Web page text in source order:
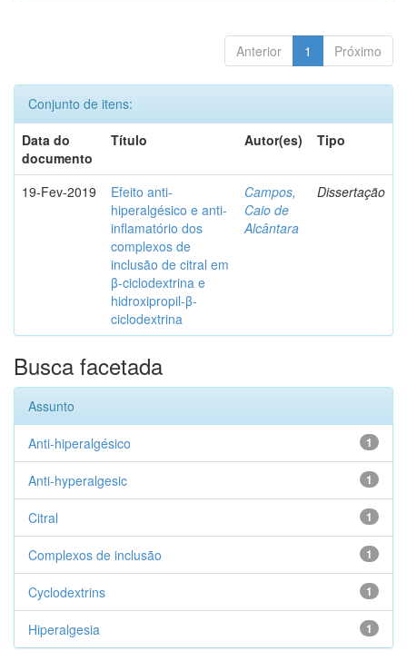
Anterior 1 Próximo
Conjunto de itens:
Data do
documento
Título Autor(es) Tipo
19-Fev-2019
Efeito anti-
hiperalgésico e anti-
inflamatório dos
complexos de
inclusão de citral em
β-ciclodextrina e
hidroxipropil-β-
ciclodextrina
Campos,
Caio de
Alcântara
Dissertação
Busca facetada
Assunto
1
Anti-hiperalgésico
1
Anti-hyperalgesic
1
Citral
1
Complexos de inclusão
1
Cyclodextrins
1
Hiperalgesia